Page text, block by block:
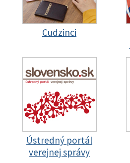
Cudzinci
Ústredný portál
verejnej správy